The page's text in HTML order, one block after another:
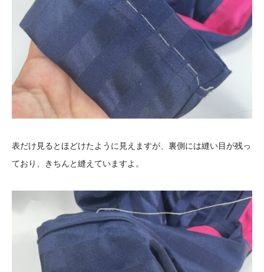
表だけ見るとほどけたように見えますが、裏側には縫い目が残っ
ており、きちんと縫えていますよ。